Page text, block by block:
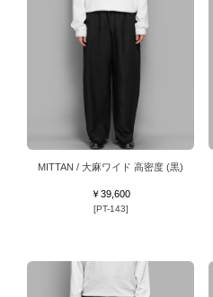
MITTAN / 大麻ワイド 高密度 (黒)
￥39,600
[PT-143]